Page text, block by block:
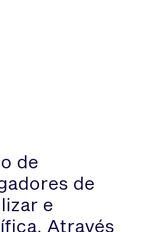
de
de
e
Através